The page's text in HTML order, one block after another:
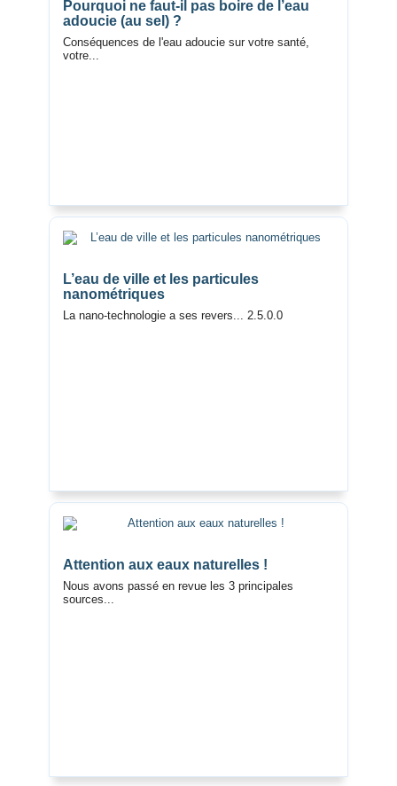
Pourquoi ne faut-il pas boire de l’eau
adoucie (au sel) ?
Conséquences de l'eau adoucie sur votre santé,
votre...
L’eau de ville et les particules
nanométriques
La nano-technologie a ses revers... 2.5.0.0
Attention aux eaux naturelles !
Nous avons passé en revue les 3 principales
sources...